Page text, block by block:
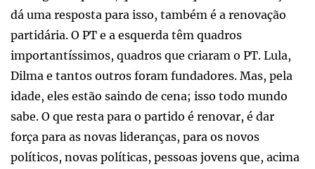
dá uma resposta para isso, também é a renovação
partidária. O PT e a esquerda têm quadros
importantíssimos, quadros que criaram o PT. Lula,
Dilma e tantos outros foram fundadores. Mas, pela
idade, eles estão saindo de cena; isso todo mundo
sabe. O que resta para o partido é renovar, é dar
força para as novas lideranças, para os novos
políticos, novas políticas, pessoas jovens que, acima